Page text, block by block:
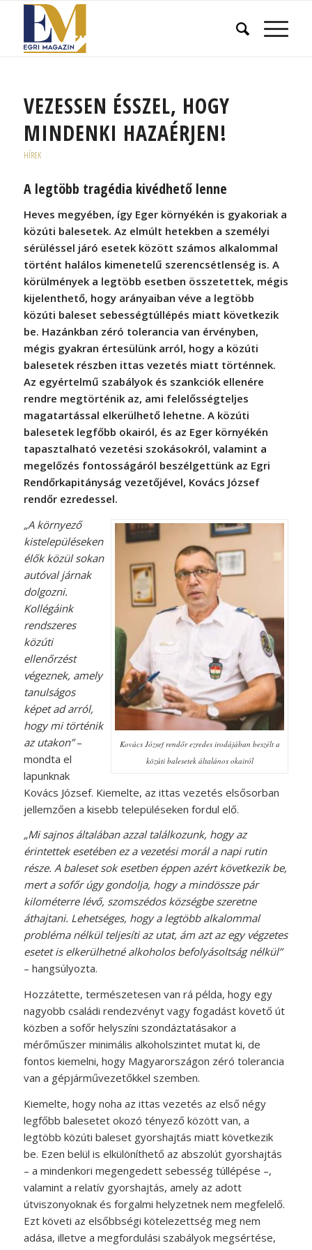
VEZESSEN ÉSSZEL, HOGY
MINDENKI HAZAÉRJEN!
HÍREK
A legtöbb tragédia kivédhető lenne
Heves megyében, így Eger környékén is gyakoriak a
közúti balesetek. Az elmúlt hetekben a személyi
sérüléssel járó esetek között számos alkalommal
történt halálos kimenetelű szerencsétlenség is. A
körülmények a legtöbb esetben összetettek, mégis
kijelenthető, hogy arányaiban véve a legtöbb
közúti baleset sebességtúllépés miatt következik
be. Hazánkban zéró tolerancia van érvényben,
mégis gyakran értesülünk arról, hogy a közúti
balesetek részben ittas vezetés miatt történnek.
Az egyértelmű szabályok és szankciók ellenére
rendre megtörténik az, ami felelősségteljes
magatartással elkerülhető lehetne. A közúti
balesetek legfőbb okairól, és az Eger környékén
tapasztalható vezetési szokásokról, valamint a
megelőzés fontosságáról beszélgettünk az Egri
Rendőrkapitányság vezetőjével, Kovács József
rendőr ezredessel.
Kovács József rendőr ezredes irodájában beszélt a
közúti balesetek általános okairól
„A környező
kistelepüléseken
élők közül sokan
autóval járnak
dolgozni.
Kollégáink
rendszeres
közúti
ellenőrzést
végeznek, amely
tanulságos
képet ad arról,
hogy mi történik
az utakon”–
mondta el
lapunknak
Kovács József. Kiemelte, az ittas vezetés elsősorban
jellemzően a kisebb településeken fordul elő.
„Mi sajnos általában azzal találkozunk, hogy az
érintettek esetében ez a vezetési morál a napi rutin
része. A baleset sok esetben éppen azért következik be,
mert a sofőr úgy gondolja, hogy a mindössze pár
kilométerre lévő, szomszédos községbe szeretne
áthajtani. Lehetséges, hogy a legtöbb alkalommal
probléma nélkül teljesíti az utat, ám azt az egy végzetes
esetet is elkerülhetné alkoholos befolyásoltság nélkül”
– hangsúlyozta.
Hozzátette, természetesen van rá példa, hogy egy
nagyobb családi rendezvényt vagy fogadást követő út
közben a sofőr helyszíni szondáztatásakor a
mérőműszer minimális alkoholszintet mutat ki, de
fontos kiemelni, hogy Magyarországon zéró tolerancia
van a gépjárművezetőkkel szemben.
Kiemelte, hogy noha az ittas vezetés az első négy
legfőbb balesetet okozó tényező között van, a
legtöbb közúti baleset gyorshajtás miatt következik
be. Ezen belül is elkülöníthető az abszolút gyorshajtás
– a mindenkori megengedett sebesség túllépése –,
valamint a relatív gyorshajtás, amely az adott
útviszonyoknak és forgalmi helyzetnek nem megfelelő.
Ezt követi az elsőbbségi kötelezettség meg nem
adása, illetve a megfordulási szabályok megsértése,